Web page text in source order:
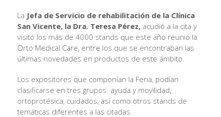
La Jefa de Servicio de rehabilitación de la Clínica
San Vicente, la Dra. Teresa Pérez, acudió a la cita y
visitó los más de 4000 stands que este año reunió la
Orto Medical Care, entre los que se encontraban las
últimas novedades en productos de este ámbito.
Los expositores que componían la Feria, podían
clasificarse en tres grupos: ayuda y movilidad,
ortoprotésica, cuidados, así como otros stands de
temáticas diferentes a las citadas.